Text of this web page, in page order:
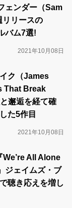
ェンダー（Sam
リリースの
バム7選!
2021年10月08日
ク（James
That Break
邂逅を経て確
た5作目
2021年10月08日
All Alone
ジェイムズ・ブ
聴き応えを増し